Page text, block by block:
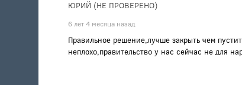
ЮРИЙ (НЕ ПРОВЕРЕНО)
6 лет 4 месяца назад
Правильное решение,лучше закрыть чем
неплохо,правительство у нас сейчас не для